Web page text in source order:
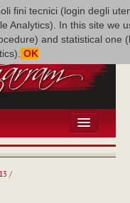
fini tecnici (login degli
Analytics). In this site we
and statistical one
OK
/